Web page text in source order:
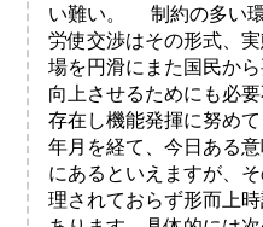
い難い。 制約の多い環
労使交渉はその形式、
場を円滑にまた国民か
向上させるためにも必
存在し機能発揮に努め
年月を経て、今日ある
にあるといえますが、
理されておらず形而上